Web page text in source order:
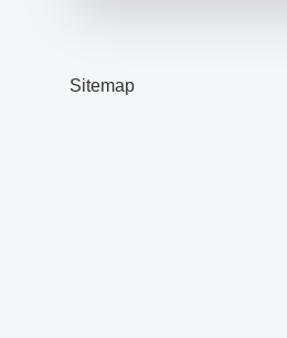
Sitemap